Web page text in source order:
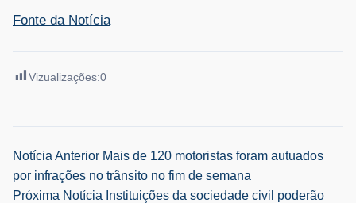
Fonte da Notícia
Vizualizações:0
Navegação
de
Notícia Anterior Mais de 120 motoristas foram autuados
por infrações no trânsito no fim de semana
Próxima Notícia Instituições da sociedade civil poderão